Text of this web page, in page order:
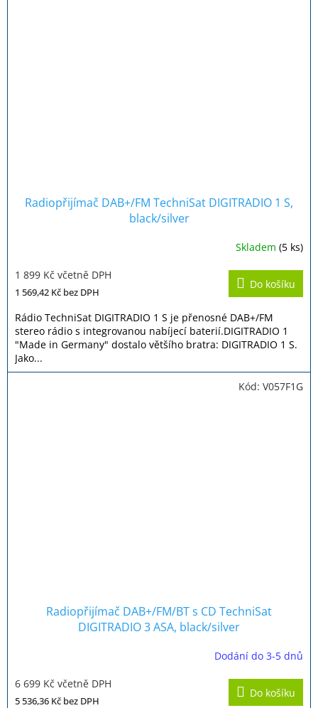
Radiopřijímač DAB+/FM TechniSat DIGITRADIO 1 S,
black/silver
produktu
je
z
5
hvězdiček.
Skladem(5 ks)
1 899 Kč včetně DPH
1 569,42 Kč bez DPH
Do košíku
Rádio TechniSat DIGITRADIO 1 S je přenosné DAB+/FM
stereo rádio s integrovanou nabíjecí baterií.DIGITRADIO 1
"Made in Germany" dostalo většího bratra: DIGITRADIO 1 S.
Jako...
Radiopřijímač DAB+/FM/BT s CD TechniSat
DIGITRADIO 3 ASA, black/silver
produktu
je
Dodání do 3-5 dnů
6 699 Kč včetně DPH
5 536,36 Kč bez DPH
Do košíku
Kód: V057F1G